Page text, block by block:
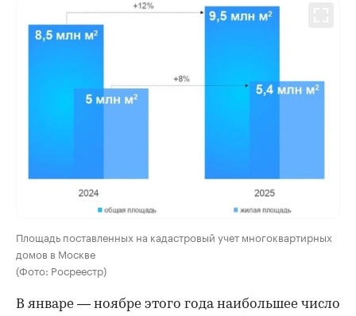
Площадь поставленных на кадастровый учет многоквартирных
домов в Москве
(Фото: Росреестр)
В январе — ноябре этого года наибольшее число